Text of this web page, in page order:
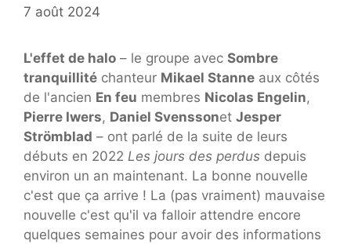
7 août 2024
L'effet de halo – le groupe avec Sombre
tranquillité chanteur Mikael Stanne aux côtés
de l'ancien En feu membres Nicolas Engelin,
Pierre Iwers, Daniel Svenssonet Jesper
Strömblad – ont parlé de la suite de leurs
débuts en 2022 Les jours des perdus depuis
environ un an maintenant. La bonne nouvelle
c'est que ça arrive ! La (pas vraiment) mauvaise
nouvelle c'est qu'il va falloir attendre encore
quelques semaines pour avoir des informations